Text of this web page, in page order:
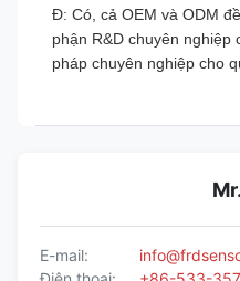
Đ: Có, cả OEM và ODM
phận R&D chuyên nghiệp
pháp chuyên nghiệp cho
E-mail: